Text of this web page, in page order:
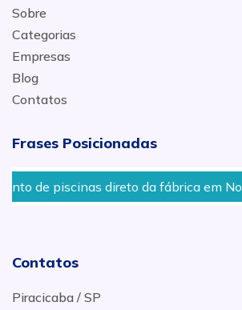
Sobre
Categorias
Empresas
Blog
Contatos
Frases Posicionadas
direto da fábrica em Nova Odessa
Contatos
Piracicaba / SP